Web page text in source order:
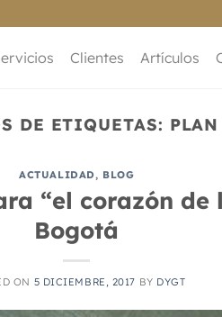
Clientes Artículos
DE ETIQUETAS:
ACTUALIDAD, BLOG
“el corazón de
Bogotá
ON 5 DICIEMBRE, 2017 BY DYGT